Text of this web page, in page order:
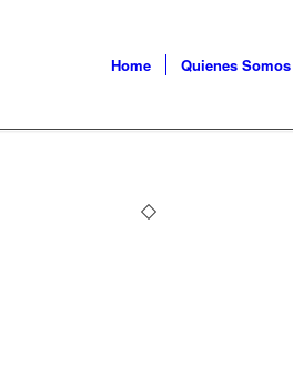
Home Quienes Somos